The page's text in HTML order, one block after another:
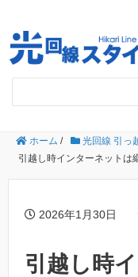
ホーム / 光回線 引っ
引越し時インターネットは
2026年1月30日
引越し時